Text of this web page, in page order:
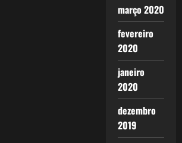
março 2020
fevereiro
2020
janeiro
2020
dezembro
2019